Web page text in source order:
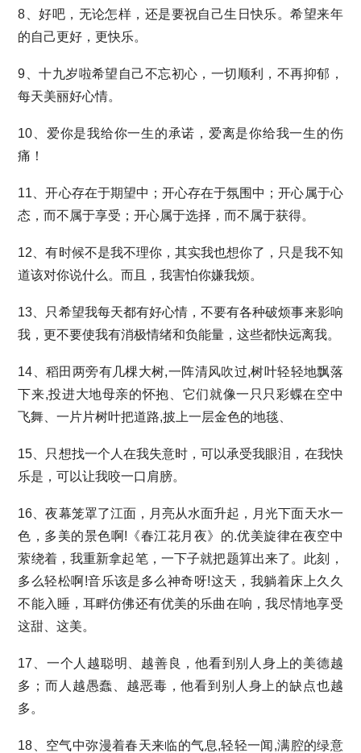
8、好吧，无论怎样，还是要祝自己生日快乐。希望来年
的自己更好，更快乐。
9、十九岁啦希望自己不忘初心，一切顺利，不再抑郁，
每天美丽好心情。
10、爱你是我给你一生的承诺，爱离是你给我一生的伤
痛！
11、开心存在于期望中；开心存在于氛围中；开心属于心
态，而不属于享受；开心属于选择，而不属于获得。
12、有时候不是我不理你，其实我也想你了，只是我不知
道该对你说什么。而且，我害怕你嫌我烦。
13、只希望我每天都有好心情，不要有各种破烦事来影响
我，更不要使我有消极情绪和负能量，这些都快远离我。
14、稻田两旁有几棵大树,一阵清风吹过,树叶轻轻地飘落
下来,投进大地母亲的怀抱、它们就像一只只彩蝶在空中
飞舞、一片片树叶把道路,披上一层金色的地毯、
15、只想找一个人在我失意时，可以承受我眼泪，在我快
乐是，可以让我咬一口肩膀。
16、夜幕笼罩了江面，月亮从水面升起，月光下面天水一
色，多美的景色啊!《春江花月夜》的.优美旋律在夜空中
萦绕着，我重新拿起笔，一下子就把题算出来了。此刻，
多么轻松啊!音乐该是多么神奇呀!这天，我躺着床上久久
不能入睡，耳畔仿佛还有优美的乐曲在响，我尽情地享受
这甜、这美。
17、一个人越聪明、越善良，他看到别人身上的美德越
多；而人越愚蠢、越恶毒，他看到别人身上的缺点也越
多。
18、空气中弥漫着春天来临的气息,轻轻一闻,满腔的绿意